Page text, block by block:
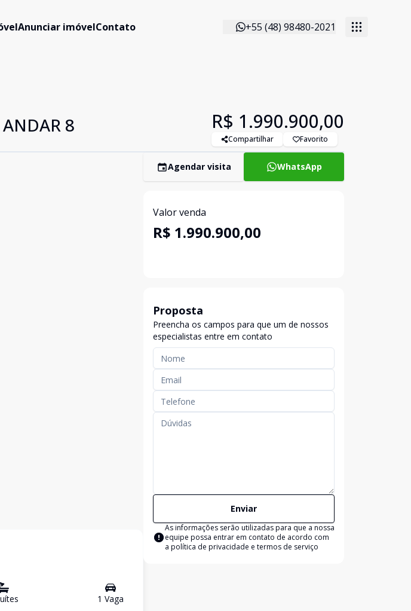
Anunciar imóvelContato +55 (48) 98480-2021
8 R$ 1.990.900,00
Compartilhar Favorito
s 1 Vaga
Agendar visita WhatsApp
Valor venda
R$ 1.990.900,00
Proposta
Preencha os campos para que um de nossos
especialistas entre em contato
Enviar
As informações serão utilizadas para que a nossa
equipe possa entrar em contato de acordo com
a política de privacidade e termos de serviço